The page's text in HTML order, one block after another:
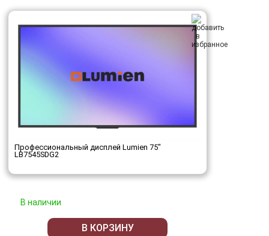
Профессиональный дисплей Lumien 75"
LB7545SDG2
В наличии
В КОРЗИНУ